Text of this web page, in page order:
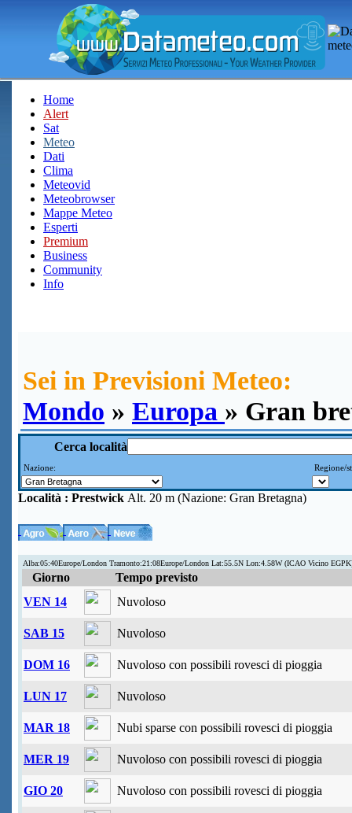
Home
Alert
Sat
Meteo
Dati
Clima
Meteovid
Meteobrowser
Mappe Meteo
Esperti
Premium
Business
Community
Info
Sei in Previsioni Meteo:
Mondo » Europa » Gran
Cerca località
Nazione: Regione/
Località : Prestwick Alt. 20 m (Nazione: Gran Bretagna)
Alba:05:40Europe/London Tramonto:21:08Europe/London Lat:55.5N Lon:4.58W (ICAO Vicino
Giorno
Tempo previsto
VEN 14
Nuvoloso
SAB 15 Nuvoloso
DOM 16 Nuvoloso con possibili rovesci di pioggia
LUN 17 Nuvoloso
MAR 18 Nubi sparse con possibili rovesci di pioggia
MER 19 Nuvoloso con possibili rovesci di pioggia
GIO 20 Nuvoloso con possibili rovesci di pioggia